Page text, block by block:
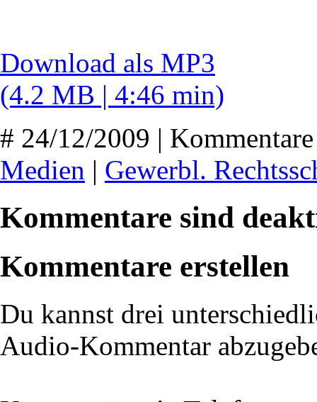
Download als MP3
(4.2 MB | 4:46 min)
# 24/12/2009 |
Medien | Gewerbl.
Kommentare sind
Kommentare erstellen
Du kannst drei
Audio-Kommentar